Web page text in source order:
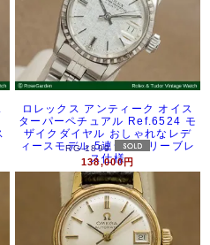
ロレックス アンティーク オイス
ターパーペチュアル Ref.6524 モ
ザイクダイヤル おしゃれなレデ
ィースモデル 5連ジュビリーブレ
ス仕様
RG-1899
138,000円